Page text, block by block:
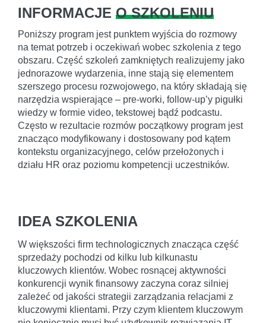
INFORMACJE O SZKOLENIU
Poniższy program jest punktem wyjścia do rozmowy
na temat potrzeb i oczekiwań wobec szkolenia z tego
obszaru. Część szkoleń zamkniętych realizujemy jako
jednorazowe wydarzenia, inne stają się elementem
szerszego procesu rozwojowego, na który składają się
narzędzia wspierające – pre-worki, follow-up’y pigułki
wiedzy w formie video, tekstowej bądź podcastu.
Często w rezultacie rozmów początkowy program jest
znacząco modyfikowany i dostosowany pod kątem
kontekstu organizacyjnego, celów przełożonych i
działu HR oraz poziomu kompetencji uczestników.
IDEA SZKOLENIA
W większości firm technologicznych znacząca część
sprzedaży pochodzi od kilku lub kilkunastu
kluczowych klientów. Wobec rosnącej aktywności
konkurencji wynik finansowy zaczyna coraz silniej
zależeć od jakości strategii zarządzania relacjami z
kluczowymi klientami. Przy czym klientem kluczowym